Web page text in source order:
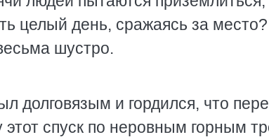
целый день, сражаясь за место?
шустро.
долговязым и гордился, что
спуск по неровным горным